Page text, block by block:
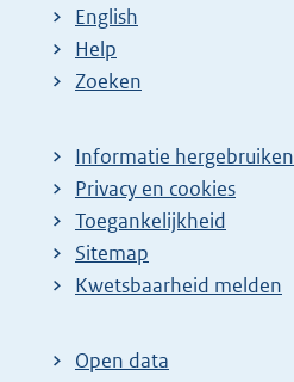
English
Help
Zoeken
Informatie hergebruiken
Privacy en cookies
Toegankelijkheid
Sitemap
E
t
Kwetsbaarheid melden
Open data